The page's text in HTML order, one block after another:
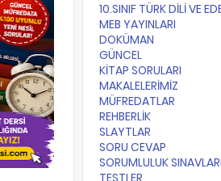
10.SINIF TÜRK DİLİ VE
MEB YAYINLARI
DOKÜMAN
GÜNCEL
KİTAP SORULARI
MAKALELERİMİZ
MÜFREDATLAR
REHBERLİK
SLAYTLAR
SORU CEVAP
SORUMLULUK SINAVLARI
TESTLER